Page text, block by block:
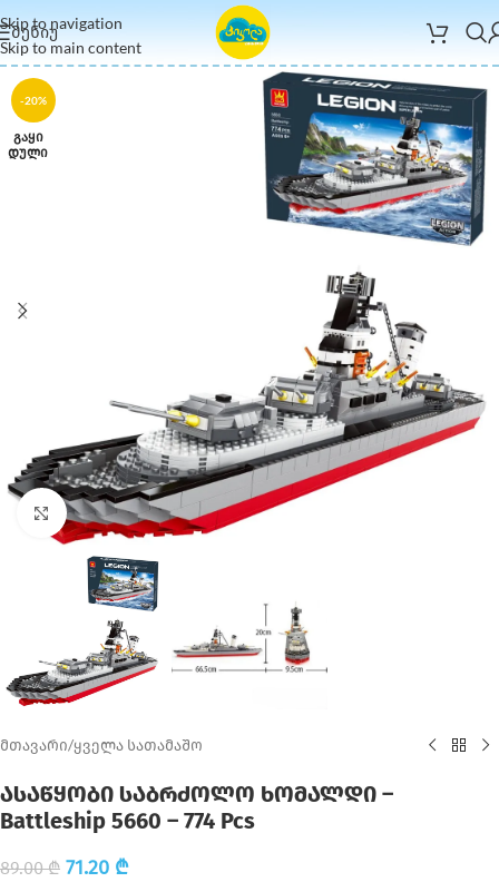
Skip to navigation
Skip to main content
ᲛᲔᲜᲘᲣ
-20%
ᲒᲐᲧᲘ
ᲓᲣᲚᲘ
Click to enlarge
მთავარი/ყველა სათამაშო
ასაწყობი საბრძოლო ხომალდი –
Battleship 5660 – 774 Pcs
89.00₾ 71.20 ₾